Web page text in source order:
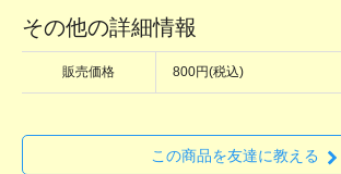
その他の詳細情報
販売価格 800円(税込)
この商品を友達に教える